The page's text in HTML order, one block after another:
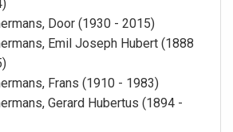
Door (1930 - 2015)
Emil Joseph Hubert (1888
Frans (1910 - 1983)
Gerard Hubertus (1894 -